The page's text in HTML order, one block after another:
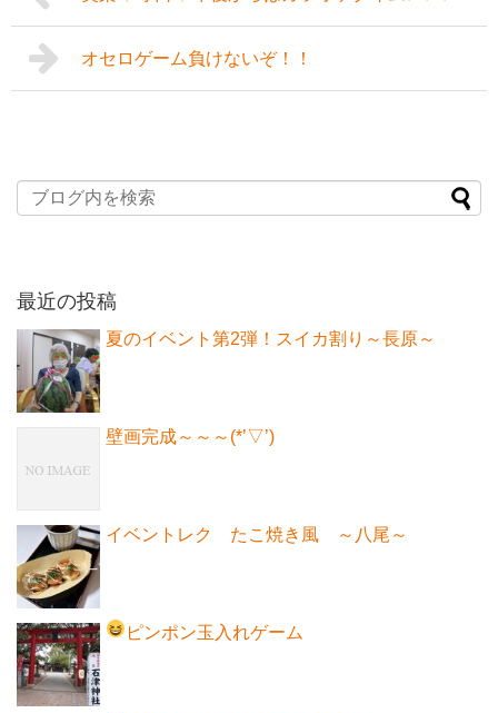
オセロゲーム負けないぞ！！
最近の投稿
夏のイベント第2弾！スイカ割り～長原～
壁画完成～～～(*’▽’)
イベントレク たこ焼き風 ～八尾～
ピンポン玉入れゲーム